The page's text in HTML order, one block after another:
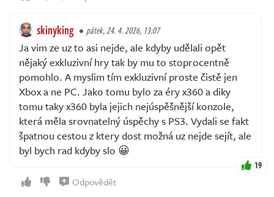
skinyking pátek, 24. 4. 2026, 13:07
Ja vim ze uz to asi nejde, ale kdyby udělali opět
nějaký exkluzivní hry tak by mu to stoprocentně
pomohlo. A myslim tím exkluzivní proste čistě jen
Xbox a ne PC. Jako tomu bylo za éry x360 a diky
tomu taky x360 byla jejich nejúspěšnější konzole,
která měla srovnatelný úspěchy s PS3. Vydali se fakt
špatnou cestou z ktery dost možná uz nejde sejít, ale
byl bych rad kdyby slo 😀
19
Odpovědět